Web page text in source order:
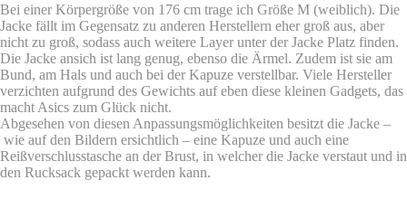
Bei einer Körpergröße von 176 cm trage ich Größe M (weiblich). Die
Jacke fällt im Gegensatz zu anderen Herstellern eher groß aus, aber
nicht zu groß, sodass auch weitere Layer unter der Jacke Platz finden.
Die Jacke ansich ist lang genug, ebenso die Ärmel. Zudem ist sie am
Bund, am Hals und auch bei der Kapuze verstellbar. Viele Hersteller
verzichten aufgrund des Gewichts auf eben diese kleinen Gadgets, das
macht Asics zum Glück nicht.
Abgesehen von diesen Anpassungsmöglichkeiten besitzt die Jacke –
wie auf den Bildern ersichtlich – eine Kapuze und auch eine
Reißverschlusstasche an der Brust, in welcher die Jacke verstaut und in
den Rucksack gepackt werden kann.